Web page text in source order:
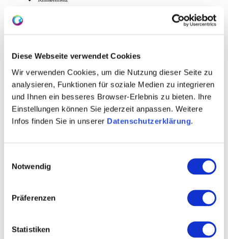
Diese Webseite verwendet Cookies
Wir verwenden Cookies, um die Nutzung dieser Seite zu
analysieren, Funktionen für soziale Medien zu integrieren
und Ihnen ein besseres Browser-Erlebnis zu bieten. Ihre
Einstellungen können Sie jederzeit anpassen. Weitere
Infos finden Sie in unserer Datenschutzerklärung.
Notwendig
Präferenzen
Statistiken
Diese Handlungsfelder bilden den Rahmen für die
weitere Entwicklung der Region und für konkrete
Leitprojekte der Strategie
Zu den zentralen Leitprojekten gehören:
Ausbau derWelotouren zur Qualitätsradreiseregion
Hotel-Offensivezur Stärkung des Beherbergungsangebots
Weiterentwicklung leistungsfähiger touristischer Strukturen in der Region
Wertschöpfung erhöht und Rheinhessen als moderne,
gastfreundliche und lebenswerte Region weiter profiliert
werden.